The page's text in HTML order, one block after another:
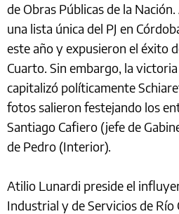
de Obras Públicas de la
una lista única del PJ en
este año y expusieron el éxito
Cuarto. Sin embargo, la
capitalizó políticamente
fotos salieron festejando los
Santiago Cafiero (jefe de
de Pedro (Interior).
Atilio Lunardi preside el
Industrial y de Servicios de Río